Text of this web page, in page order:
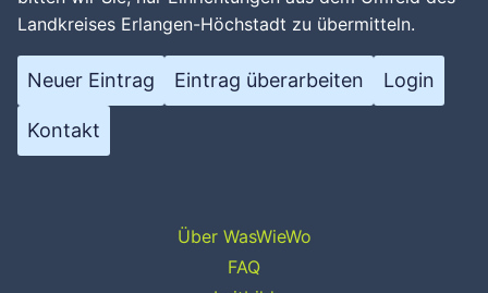
Landkreises Erlangen-Höchstadt zu übermitteln.
Neuer Eintrag Eintrag überarbeiten Login
Kontakt
Über WasWieWo
FAQ